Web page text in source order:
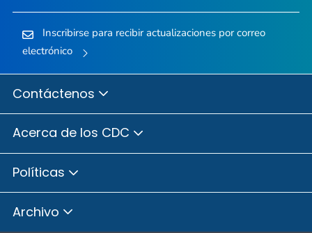
Inscribirse para recibir actualizaciones por correo
electrónico
Contáctenos
Acerca de los CDC
Políticas
Archivo